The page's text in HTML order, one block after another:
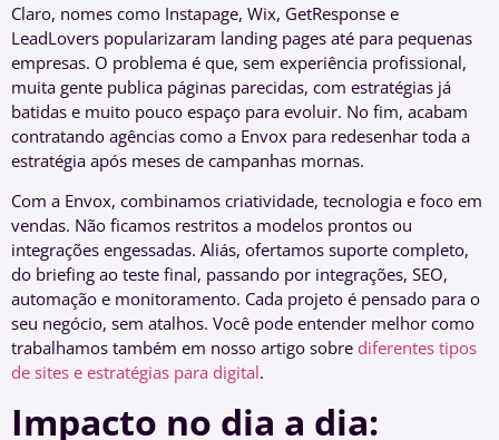
Claro, nomes como Instapage, Wix, GetResponse e
LeadLovers popularizaram landing pages até para pequenas
empresas. O problema é que, sem experiência profissional,
muita gente publica páginas parecidas, com estratégias já
batidas e muito pouco espaço para evoluir. No fim, acabam
contratando agências como a Envox para redesenhar toda a
estratégia após meses de campanhas mornas.
Com a Envox, combinamos criatividade, tecnologia e foco em
vendas. Não ficamos restritos a modelos prontos ou
integrações engessadas. Aliás, ofertamos suporte completo,
do briefing ao teste final, passando por integrações, SEO,
automação e monitoramento. Cada projeto é pensado para o
seu negócio, sem atalhos. Você pode entender melhor como
trabalhamos também em nosso artigo sobre diferentes tipos
de sites e estratégias para digital.
Impacto no dia a dia: